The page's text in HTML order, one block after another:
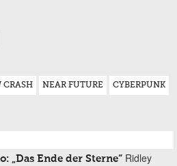
CRASH NEAR FUTURE CYBERPUNK
„Das Ende der Sterne“ Ridley